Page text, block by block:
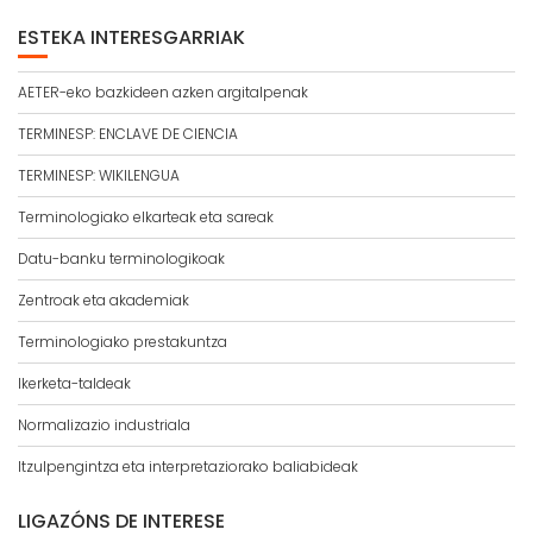
ESTEKA INTERESGARRIAK
AETER-eko bazkideen azken argitalpenak
TERMINESP: ENCLAVE DE CIENCIA
TERMINESP: WIKILENGUA
Terminologiako elkarteak eta sareak
Datu-banku terminologikoak
Zentroak eta akademiak
Terminologiako prestakuntza
Ikerketa-taldeak
Normalizazio industriala
Itzulpengintza eta interpretaziorako baliabideak
LIGAZÓNS DE INTERESE